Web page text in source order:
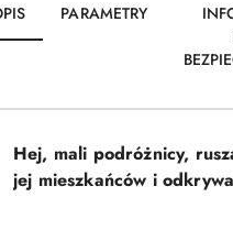
PARAMETRY
Hej, mali podróżnicy,
jej mieszkańców i